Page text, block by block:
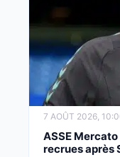
7 AOÛT 2026,
ASSE
recrues après